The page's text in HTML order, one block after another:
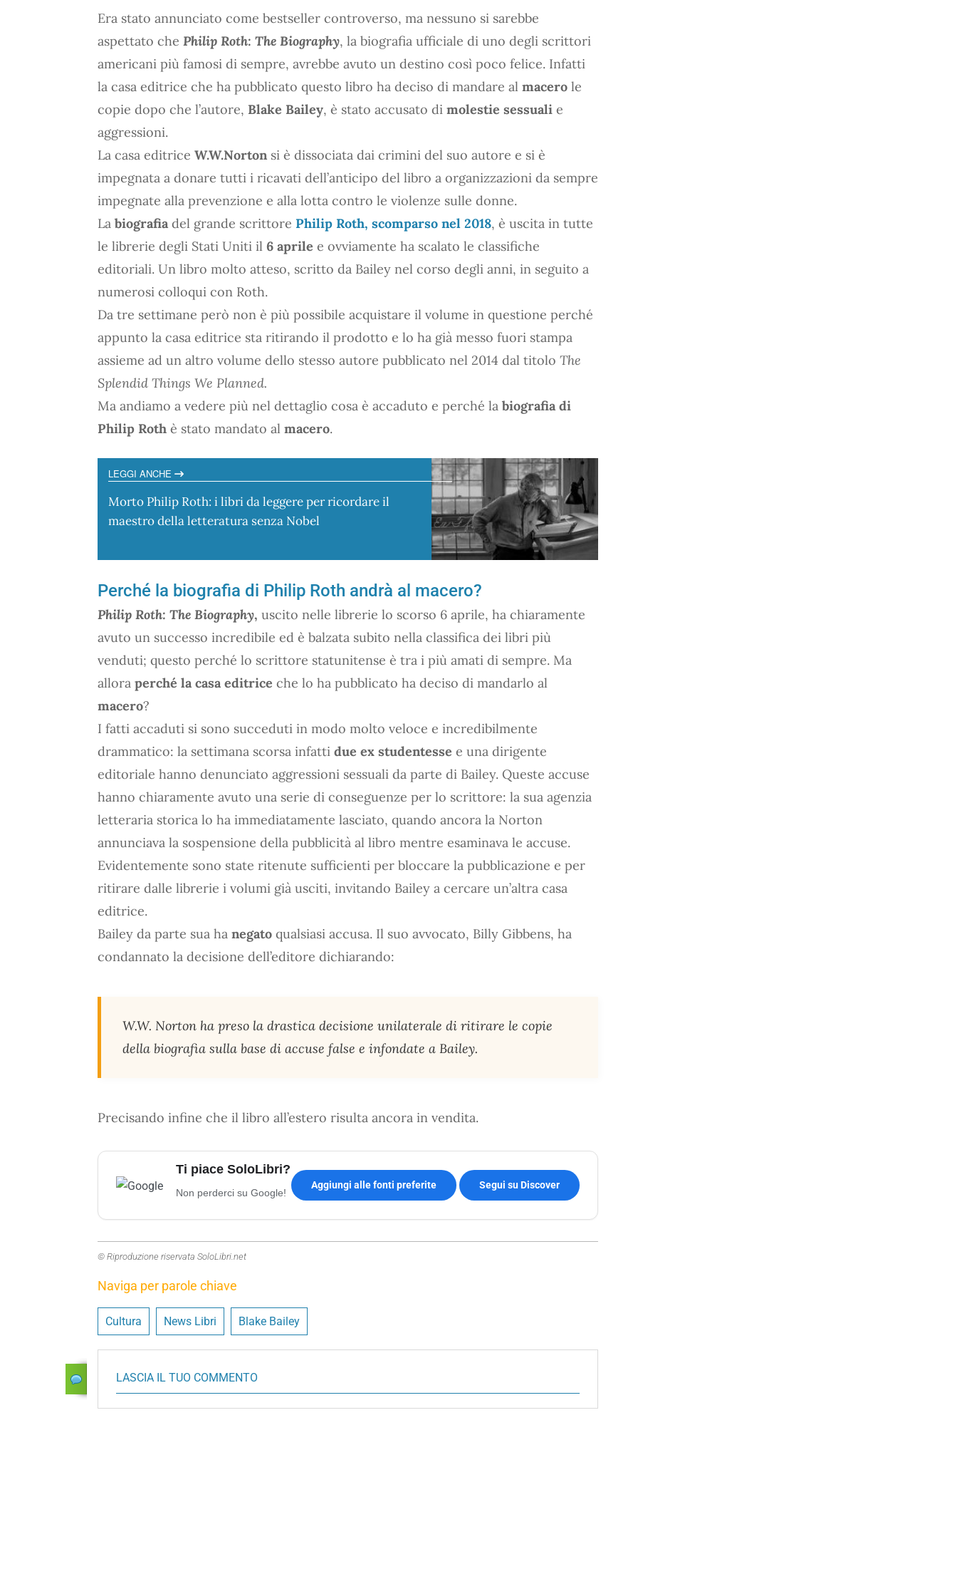
Era stato annunciato come bestseller controverso, ma nessuno si sarebbe
aspettato che Philip Roth: The Biography, la biografia ufficiale di uno degli scrittori
americani più famosi di sempre, avrebbe avuto un destino così poco felice. Infatti
la casa editrice che ha pubblicato questo libro ha deciso di mandare al macero le
copie dopo che l’autore, Blake Bailey, è stato accusato di molestie sessuali e
aggressioni.
La casa editrice W.W.Norton si è dissociata dai crimini del suo autore e si è
impegnata a donare tutti i ricavati dell’anticipo del libro a organizzazioni da sempre
impegnate alla prevenzione e alla lotta contro le violenze sulle donne.
La biografia del grande scrittore Philip Roth, scomparso nel 2018, è uscita in tutte
le librerie degli Stati Uniti il 6 aprile e ovviamente ha scalato le classifiche
editoriali. Un libro molto atteso, scritto da Bailey nel corso degli anni, in seguito a
numerosi colloqui con Roth.
Da tre settimane però non è più possibile acquistare il volume in questione perché
appunto la casa editrice sta ritirando il prodotto e lo ha già messo fuori stampa
assieme ad un altro volume dello stesso autore pubblicato nel 2014 dal titolo The
Splendid Things We Planned.
Ma andiamo a vedere più nel dettaglio cosa è accaduto e perché la biografia di
Philip Roth è stato mandato al macero.
LEGGI ANCHE
Morto Philip Roth: i libri da leggere per ricordare il
maestro della letteratura senza Nobel
Perché la biografia di Philip Roth andrà al macero?
Philip Roth: The Biography, uscito nelle librerie lo scorso 6 aprile, ha chiaramente
avuto un successo incredibile ed è balzata subito nella classifica dei libri più
venduti; questo perché lo scrittore statunitense è tra i più amati di sempre. Ma
allora perché la casa editrice che lo ha pubblicato ha deciso di mandarlo al
macero?
I fatti accaduti si sono succeduti in modo molto veloce e incredibilmente
drammatico: la settimana scorsa infatti due ex studentesse e una dirigente
editoriale hanno denunciato aggressioni sessuali da parte di Bailey. Queste accuse
hanno chiaramente avuto una serie di conseguenze per lo scrittore: la sua agenzia
letteraria storica lo ha immediatamente lasciato, quando ancora la Norton
annunciava la sospensione della pubblicità al libro mentre esaminava le accuse.
Evidentemente sono state ritenute sufficienti per bloccare la pubblicazione e per
ritirare dalle librerie i volumi già usciti, invitando Bailey a cercare un’altra casa
editrice.
Bailey da parte sua ha negato qualsiasi accusa. Il suo avvocato, Billy Gibbens, ha
condannato la decisione dell’editore dichiarando:
W.W. Norton ha preso la drastica decisione unilaterale di ritirare le copie
della biografia sulla base di accuse false e infondate a Bailey.
Precisando infine che il libro all’estero risulta ancora in vendita.
Ti piace SoloLibri?
Non perderci su Google!
Aggiungi alle fonti preferite Segui su Discover
© Riproduzione riservata SoloLibri.net
Naviga per parole chiave
Cultura News Libri Blake Bailey
LASCIA IL TUO COMMENTO